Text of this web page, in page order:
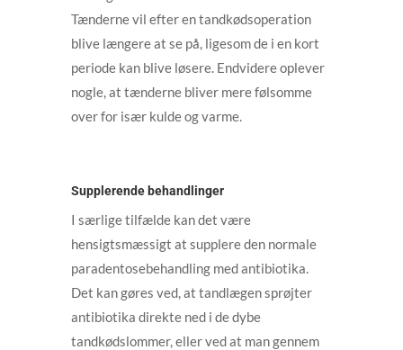
Tænderne vil efter en tandkødsoperation
blive længere at se på, ligesom de i en kort
periode kan blive løsere. Endvidere oplever
nogle, at tænderne bliver mere følsomme
over for især kulde og varme.
Supplerende behandlinger
I særlige tilfælde kan det være
hensigtsmæssigt at supplere den normale
paradentosebehandling med antibiotika.
Det kan gøres ved, at tandlægen sprøjter
antibiotika direkte ned i de dybe
tandkødslommer, eller ved at man gennem